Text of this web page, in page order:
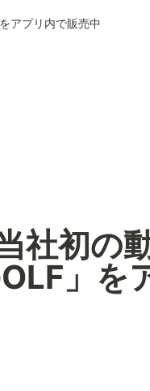
アプリ内で販売中
社初の
」